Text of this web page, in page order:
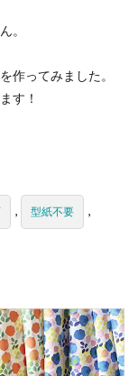
。
作ってみました。
す！
, 型紙不要 ,